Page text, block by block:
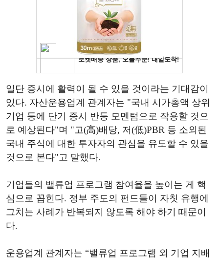
일단 증시에 활력이 될 수 있을 것이라는 기대감이
있다. 자산운용업계 관계자는 "국내 시가총액 상위
기업 등에 단기 증시 반등 모멘텀으로 작용할 것으
로 예상된다"며 "고(高)배당, 저(低)PBR 등 소외된
국내 주식에 대한 투자자의 관심을 유도할 수 있을
것으로 본다"고 말했다.
기업들의 밸류업 프로그램 참여율을 높이는 게 핵
심으로 꼽힌다. 정부 주도의 펀드들이 자칫 유행에
그치는 사례가 반복되지 않도록 해야 하기 때문이
다.
운용업계 관계자는 “밸류업 프로그램 외 기업 지배